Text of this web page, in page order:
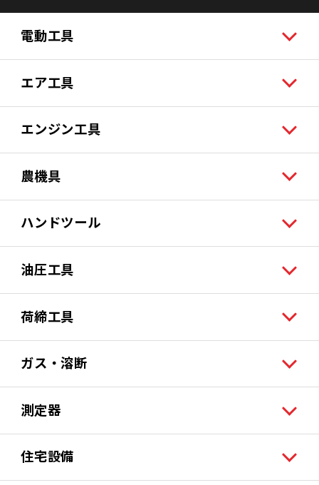
電動工具
エア工具
エンジン工具
農機具
ハンドツール
油圧工具
荷締工具
ガス・溶断
測定器
住宅設備